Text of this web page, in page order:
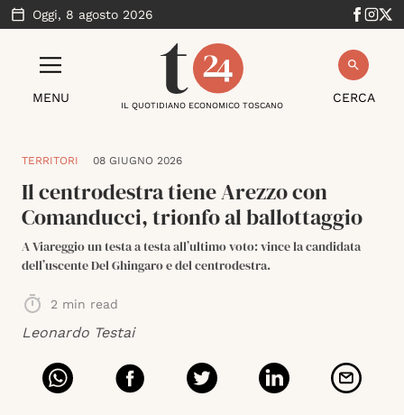
Oggi, 8 agosto 2026
MENU CERCA
IL QUOTIDIANO ECONOMICO TOSCANO
TERRITORI 08 GIUGNO 2026
Il centrodestra tiene Arezzo con
Comanducci, trionfo al ballottaggio
A Viareggio un testa a testa all’ultimo voto: vince la candidata
dell’uscente Del Ghingaro e del centrodestra.
2 min read
Leonardo Testai